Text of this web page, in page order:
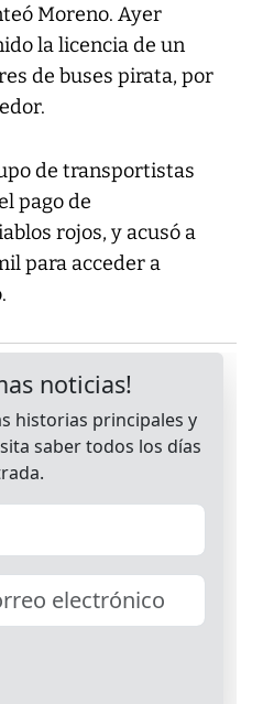
Moreno. Ayer
la licencia de un
de buses pirata, por
de transportistas
pago de
rojos, y acusó a
para acceder a